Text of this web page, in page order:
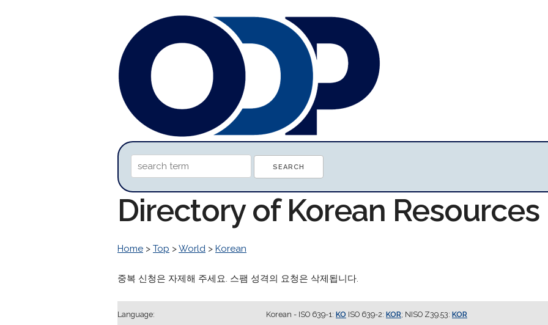
Directory of Korean Resources
Home > Top >World > Korean
중복 신청은 자제해 주세요. 스팸 성격의 요청은 삭제됩니다.
Language: Korean - ISO 639-1: KO ISO 639-2: KOR; NISO Z39.53: KOR